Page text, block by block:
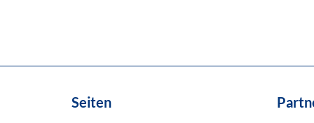
Seiten